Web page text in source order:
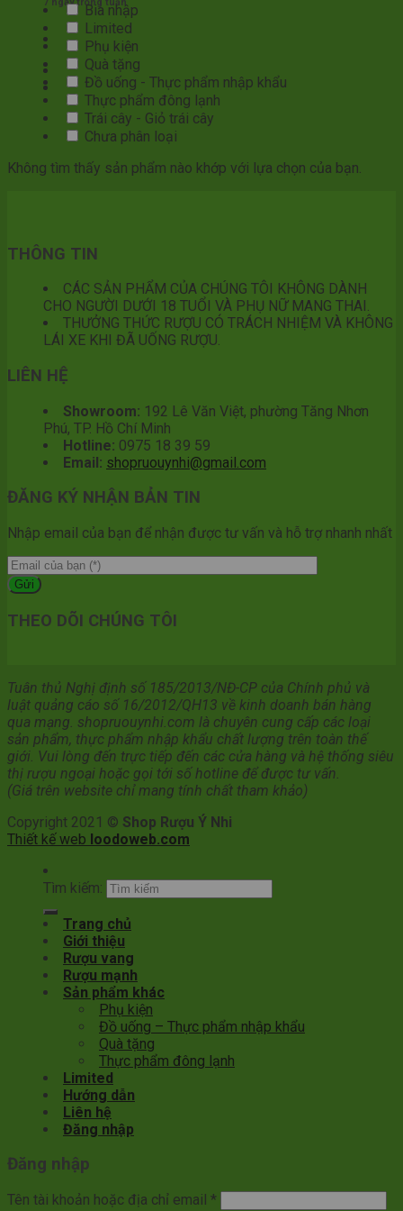
7 ngày trong tuần
Bia nhập
Limited
Phụ kiện
Quà tặng
Đồ uống - Thực phẩm nhập khẩu
Thực phẩm đông lạnh
Trái cây - Giỏ trái cây
Chưa phân loại
Không tìm thấy sản phẩm nào khớp với lựa chọn của bạn.
THÔNG TIN
CÁC SẢN PHẨM CỦA CHÚNG TÔI KHÔNG DÀNH
CHO NGƯỜI DƯỚI 18 TUỔI VÀ PHỤ NỮ MANG THAI.
THƯỞNG THỨC RƯỢU CÓ TRÁCH NHIỆM VÀ KHÔNG
LÁI XE KHI ĐÃ UỐNG RƯỢU.
LIÊN HỆ
Showroom: 192 Lê Văn Việt, phường Tăng Nhơn
Phú, TP. Hồ Chí Minh
Hotline: 0975 18 39 59
Email: shopruouynhi@gmail.com
ĐĂNG KÝ NHẬN BẢN TIN
Nhập email của bạn để nhận được tư vấn và hỗ trợ nhanh nhất
THEO DÕI CHÚNG TÔI
Tuân thủ Nghị định số 185/2013/NĐ-CP của Chính phủ và
luật quảng cáo số 16/2012/QH13 về kinh doanh bán hàng
qua mạng. shopruouynhi.com là chuyên cung cấp các loại
sản phẩm, thực phẩm nhập khẩu chất lượng trên toàn thế
giới. Vui lòng đến trực tiếp đến các cửa hàng và hệ thống siêu
thị rượu ngoại hoặc gọi tới số hotline để được tư vấn.
(Giá trên website chỉ mang tính chất tham khảo)
Copyright 2021 © Shop Rượu Ý Nhi
Thiết kế web loodoweb.com
Tìm kiếm:
Trang chủ
Giới thiệu
Rượu vang
Rượu mạnh
Sản phẩm khác
Phụ kiện
Đồ uống – Thực phẩm nhập khẩu
Quà tặng
Thực phẩm đông lạnh
Limited
Hướng dẫn
Liên hệ
Đăng nhập
Đăng nhập
Tên tài khoản hoặc địa chỉ email *